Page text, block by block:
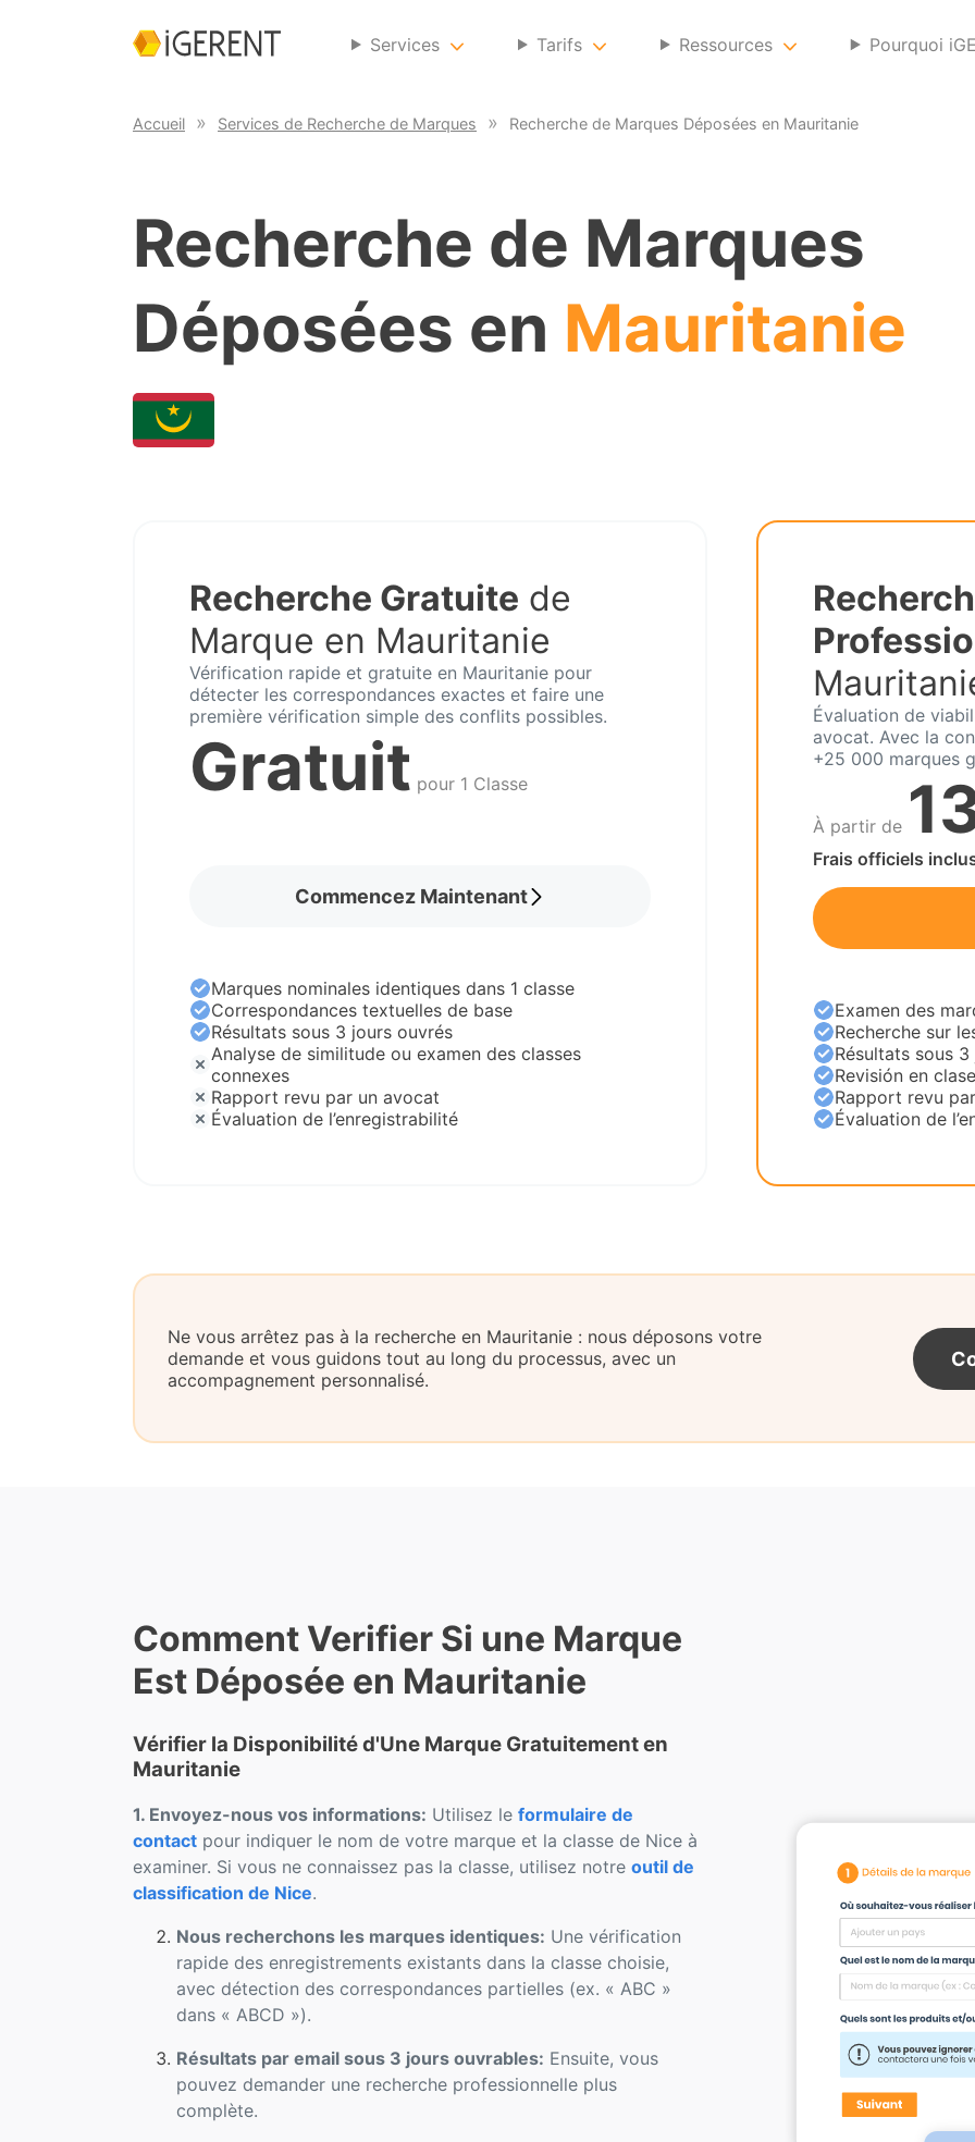
Services Tarifs Ressources Pourquoi
Accueil Services de Recherche de Marques Recherche de Marques Déposées en Mauritanie
Recherche de Marques
Déposées en Mauritanie
Recherche Gratuite de
Marque en Mauritanie
Vérification rapide et gratuite en Mauritanie pour
détecter les correspondances exactes et faire une
première vérification simple des conflits possibles.
Gratuit pour 1 Classe
Commencez Maintenant
Marques nominales identiques dans 1 classe
Correspondances textuelles de base
Résultats sous 3 jours ouvrés
Analyse de similitude ou examen des classes
connexes
Rapport revu par un avocat
Évaluation de l’enregistrabilité
Évaluation de
avocat. Avec la
+25 000 marques
À partir de
Frais officiels
Examen des
Recherche sur
Résultats sous
Revisión en
Rapport revu
Évaluation de
Ne vous arrêtez pas à la recherche en Mauritanie : nous déposons votre
demande et vous guidons tout au long du processus, avec un
accompagnement personnalisé.
Comment Verifier Si une Marque
Est Déposée en Mauritanie
Vérifier la Disponibilité d'Une Marque Gratuitement en
Mauritanie
1. Envoyez-nous vos informations: Utilisez le formulaire de
contact pour indiquer le nom de votre marque et la classe de Nice à
examiner. Si vous ne connaissez pas la classe, utilisez notre outil de
classification de Nice.
Nous recherchons les marques identiques: Une vérification
rapide des enregistrements existants dans la classe choisie,
avec détection des correspondances partielles (ex. « ABC »
dans « ABCD »).
Résultats par email sous 3 jours ouvrables: Ensuite, vous
pouvez demander une recherche professionnelle plus
complète.